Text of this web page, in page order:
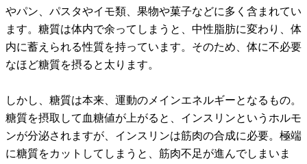
やパン、パスタやイモ類、果物や菓子などに多く含まれてい
ます。糖質は体内で余ってしまうと、中性脂肪に変わり、体
内に蓄えられる性質を持っています。そのため、体に不必要
なほど糖質を摂ると太ります。
しかし、糖質は本来、運動のメインエネルギーとなるもの。
糖質を摂取して血糖値が上がると、インスリンというホルモ
ンが分泌されますが、インスリンは筋肉の合成に必要。極端
に糖質をカットしてしまうと、筋肉不足が進んでしまいま